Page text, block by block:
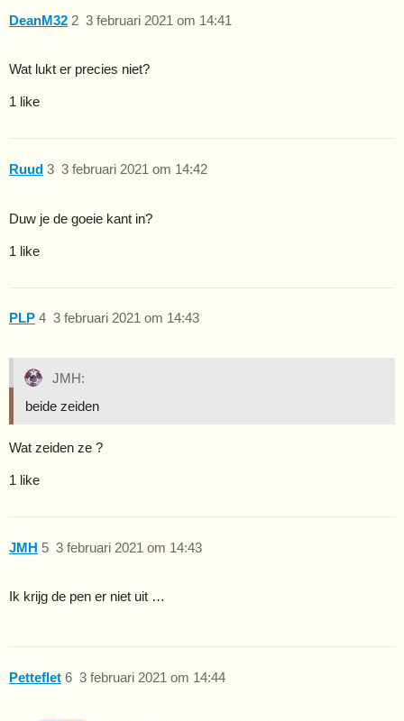
DeanM32 3 februari 2021 om 14:41
2
Wat lukt er precies niet?
1 like
Ruud 3 februari 2021 om 14:42
3
Duw je de goeie kant in?
1 like
PLP 3 februari 2021 om 14:43
4
JMH:
beide zeiden
Wat zeiden ze ?
1 like
JMH 3 februari 2021 om 14:43
5
Ik krijg de pen er niet uit …
Petteflet 3 februari 2021 om 14:44
6